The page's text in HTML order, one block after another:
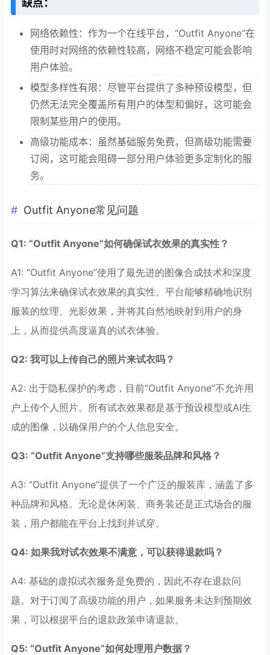
缺点：
网络依赖性：作为一个在线平台，“Outfit Anyone”在
使用时对网络的依赖性较高，网络不稳定可能会影响
用户体验。
模型多样性有限：尽管平台提供了多种预设模型，但
仍然无法完全覆盖所有用户的体型和偏好，这可能会
限制某些用户的使用。
高级功能成本：虽然基础服务免费，但高级功能需要
订阅，这可能会阻碍一部分用户体验更多定制化的服
务。
Outfit Anyone常见问题
Q1: “Outfit Anyone”如何确保试衣效果的真实性？
A1: “Outfit Anyone”使用了最先进的图像合成技术和深度
学习算法来确保试衣效果的真实性。平台能够精确地识别
服装的纹理、光影效果，并将其自然地映射到用户的身
上，从而提供高度逼真的试衣体验。
Q2: 我可以上传自己的照片来试衣吗？
A2: 出于隐私保护的考虑，目前“Outfit Anyone”不允许用
户上传个人照片。所有试衣效果都是基于预设模型或AI生
成的图像，以确保用户的个人信息安全。
Q3: “Outfit Anyone”支持哪些服装品牌和风格？
A3: “Outfit Anyone”提供了一个广泛的服装库，涵盖了多
种品牌和风格。无论是休闲装、商务装还是正式场合的服
装，用户都能在平台上找到并试穿。
Q4: 如果我对试衣效果不满意，可以获得退款吗？
A4: 基础的虚拟试衣服务是免费的，因此不存在退款问
题。对于订阅了高级功能的用户，如果服务未达到预期效
果，可以根据平台的退款政策申请退款。
Q5: “Outfit Anyone”如何处理用户数据？